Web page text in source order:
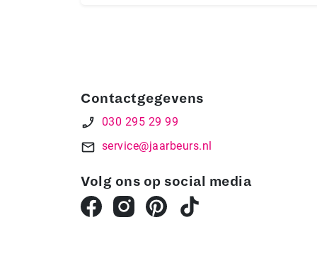
Contactgegevens
030 295 29 99
service@jaarbeurs.nl
Volg ons op social media